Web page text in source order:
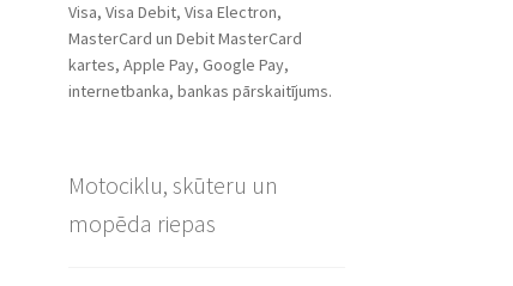
Visa, Visa Debit, Visa Electron,
MasterCard un Debit MasterCard
kartes, Apple Pay, Google Pay,
internetbanka, bankas pārskaitījums.
Motociklu, skūteru un
mopēda riepas